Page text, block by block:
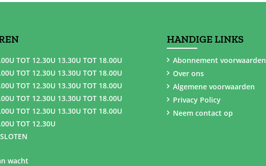
TOT 12.30U 13.30U TOT 18.00U
TOT 12.30U 13.30U TOT 18.00U
TOT 12.30U 13.30U TOT 18.00U
TOT 12.30U 13.30U TOT 18.00U
TOT 12.30U 13.30U TOT 18.00U
TOT 12.30U
wacht
HANDIGE LINKS
Abonnement voorwaarden
Over ons
Algemene voorwaarden
Privacy Policy
Neem contact op